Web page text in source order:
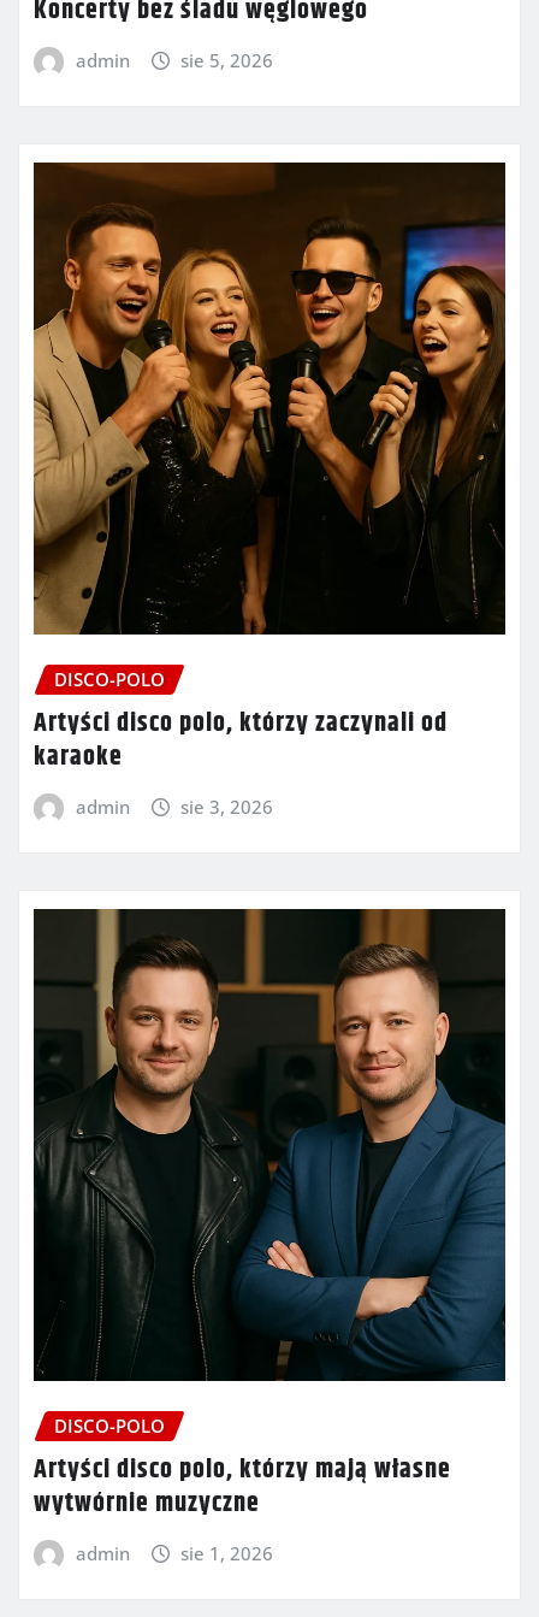
Koncerty bez śladu węglowego
admin sie 5, 2026
DISCO-POLO
Artyści disco polo, którzy zaczynali od
karaoke
admin sie 3, 2026
DISCO-POLO
Artyści disco polo, którzy mają własne
wytwórnie muzyczne
admin sie 1, 2026